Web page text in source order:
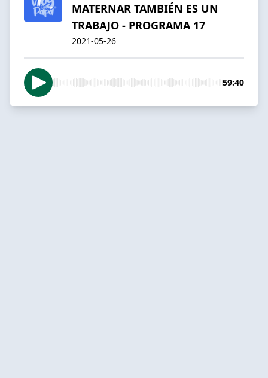
MATERNAR TAMBIÉN ES UN
TRABAJO - PROGRAMA 17
2021-05-26
59:40